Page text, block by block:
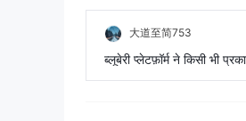
大道至简753
ब्लूबेरी प्लेटफ़ॉर्म ने किसी भी
एक दिन में 30 पॉइंट से गिर